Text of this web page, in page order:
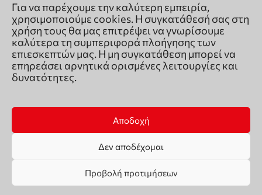
Για να παρέχουμε την καλύτερη εμπειρία,
χρησιμοποιούμε cookies. Η συγκατάθεσή σας στη
χρήση τους θα μας επιτρέψει να γνωρίσουμε
καλύτερα τη συμπεριφορά πλοήγησης των
επιεσκεπτών μας. Η μη συγκατάθεση μπορεί να
επηρεάσει αρνητικά ορισμένες λειτουργίες και
δυνατότητες.
Αποδοχή
Δεν αποδέχομαι
Προβολή προτιμήσεων